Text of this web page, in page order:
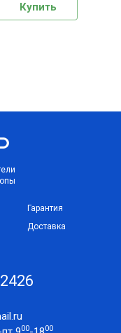
Купить
Гарантия
Доставка
00 00